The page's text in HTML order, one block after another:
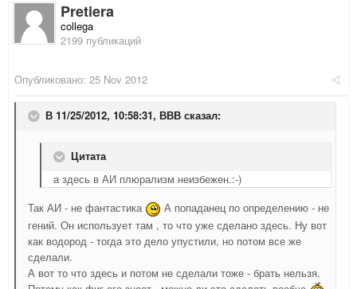
Pretiera
collega
2199 публикаций
Опубликовано: 25 Nov 2012
В 11/25/2012, 10:58:31, ВВВ сказал:
Цитата
а здесь в АИ плюрализм неизбежен.:-)
Так АИ - не фантастика
А попаданец по определению - не
гений. Он использует там , то что уже сделано здесь. Ну вот
как водород - тогда это дело упустили, но потом все же
сделали.
А вот то что здесь и потом не сделали тоже - брать нельзя.